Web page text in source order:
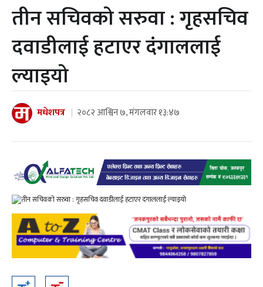
तीन सचिवको सरुवा : गृहसचिव
दवाडीलाई हटाएर दंगाललाई
ल्याइयो
मधेशपत्र २०८२ आश्विन ७, मंगलवार १३:४७